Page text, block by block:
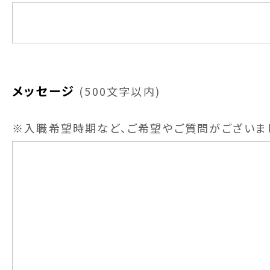
メッセージ (500文字以内)
※入職希望時期など、ご希望やご質問がございま